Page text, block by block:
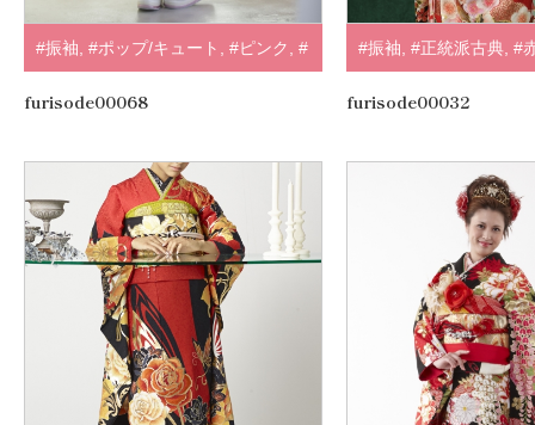
#振袖 #ポップ/キュート #ピンク #
紺・水色,.
furisode00068
#振袖 #正統派古典 #
furisode00032